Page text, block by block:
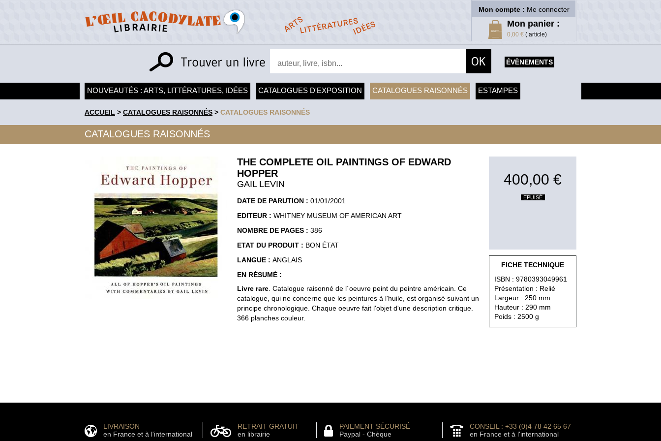
Mon compte : Me connecter
Mon panier :
0,00 € ( article)
ÉVÈNEMENTS
NOUVEAUTÉS : ARTS, LITTÉRATURES, IDÉES CATALOGUES D'EXPOSITION CATALOGUES RAISONNÉS ESTAMPES
ACCUEIL > CATALOGUES RAISONNÉS > CATALOGUES RAISONNÉS
CATALOGUES RAISONNÉS
THE COMPLETE OIL PAINTINGS OF EDWARD
HOPPER
GAIL LEVIN
DATE DE PARUTION : 01/01/2001
EDITEUR : WHITNEY MUSEUM OF AMERICAN ART
NOMBRE DE PAGES : 386
ETAT DU PRODUIT : BON ÉTAT
LANGUE : ANGLAIS
EN RÉSUMÉ :
Livre rare . Catalogue raisonné de l´oeuvre peint du peintre américain. Ce
catalogue, qui ne concerne que les peintures à l'huile, est organisé suivant un
principe chronologique. Chaque oeuvre fait l'objet d'une description critique.
366 planches couleur.
400,00 €
EPUISÉ
FICHE TECHNIQUE
ISBN : 9780393049961
Présentation : Relié
Largeur : 250 mm
Hauteur : 290 mm
Poids : 2500 g
LIVRAISON
en France et à l'international
RETRAIT GRATUIT
en librairie
PAIEMENT SÉCURISÉ
Paypal - Chèque
CONSEIL : +33 (0)4 78 42 65 67
en France et à l'international